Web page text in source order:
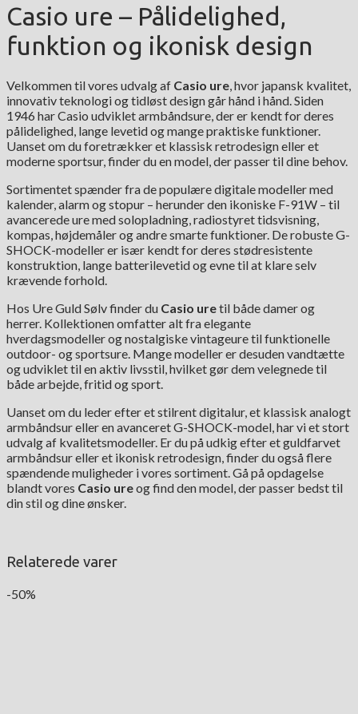
Casio ure – Pålidelighed,
funktion og ikonisk design
Velkommen til vores udvalg af Casio ure, hvor japansk kvalitet,
innovativ teknologi og tidløst design går hånd i hånd. Siden
1946 har Casio udviklet armbåndsure, der er kendt for deres
pålidelighed, lange levetid og mange praktiske funktioner.
Uanset om du foretrækker et klassisk retrodesign eller et
moderne sportsur, finder du en model, der passer til dine behov.
Sortimentet spænder fra de populære digitale modeller med
kalender, alarm og stopur – herunder den ikoniske F-91W – til
avancerede ure med solopladning, radiostyret tidsvisning,
kompas, højdemåler og andre smarte funktioner. De robuste G-
SHOCK-modeller er især kendt for deres stødresistente
konstruktion, lange batterilevetid og evne til at klare selv
krævende forhold.
Hos Ure Guld Sølv finder du Casio uretil både damer og
herrer. Kollektionen omfatter alt fra elegante
hverdagsmodeller og nostalgiske vintageure til funktionelle
outdoor- og sportsure. Mange modeller er desuden vandtætte
og udviklet til en aktiv livsstil, hvilket gør dem velegnede til
både arbejde, fritid og sport.
Uanset om du leder efter et stilrent digitalur, et klassisk analogt
armbåndsur eller en avanceret G-SHOCK-model, har vi et stort
udvalg af kvalitetsmodeller. Er du på udkig efter et guldfarvet
armbåndsur eller et ikonisk retrodesign, finder du også flere
spændende muligheder i vores sortiment. Gå på opdagelse
blandt vores Casio ureog find den model, der passer bedst til
din stil og dine ønsker.
Relaterede varer
-50%